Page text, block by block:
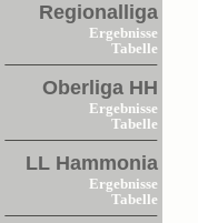
Regionalliga
Ergebnisse
Tabelle
Oberliga HH
Ergebnisse
Tabelle
LL Hammonia
Ergebnisse
Tabelle